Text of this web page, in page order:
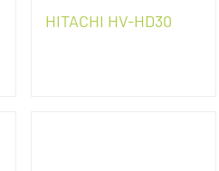
HITACHI HV-HD30